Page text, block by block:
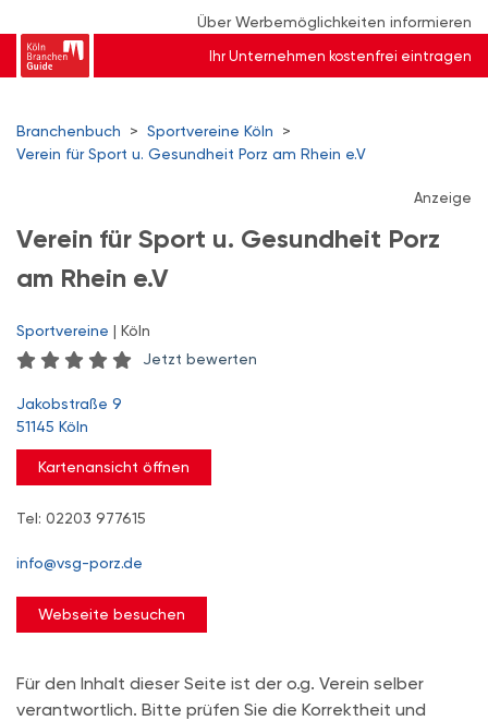
Über Werbemöglichkeiten informieren
Ihr Unternehmen kostenfrei eintragen
Branchenbuch > Sportvereine Köln
>
Verein für Sport u. Gesundheit Porz am Rhein e.V
Anzeige
Verein für Sport u. Gesundheit Porz
am Rhein e.V
Sportvereine | Köln
Jetzt bewerten
Jakobstraße 9
51145 Köln
Kartenansicht öffnen
Tel: 02203 977615
info@vsg-porz.de
Webseite besuchen
Für den Inhalt dieser Seite ist der o.g. Verein selber
verantwortlich. Bitte prüfen Sie die Korrektheit und